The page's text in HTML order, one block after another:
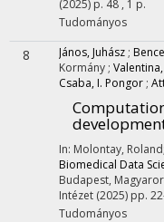
(2025) p. 48 , 1 p.
Tudományos
8 János, Juhász ;
Kormány ;
Csaba, I. Pongor ;
In: Molontay,
Biomedical Data
Budapest,
Intézet (2025) pp.
Tudományos